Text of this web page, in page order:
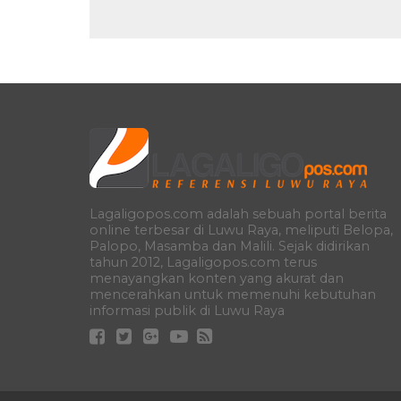
Lagaligopos.com adalah sebuah portal berita
online terbesar di Luwu Raya, meliputi Belopa,
Palopo, Masamba dan Malili. Sejak didirikan
tahun 2012, Lagaligopos.com terus
menayangkan konten yang akurat dan
mencerahkan untuk memenuhi kebutuhan
informasi publik di Luwu Raya